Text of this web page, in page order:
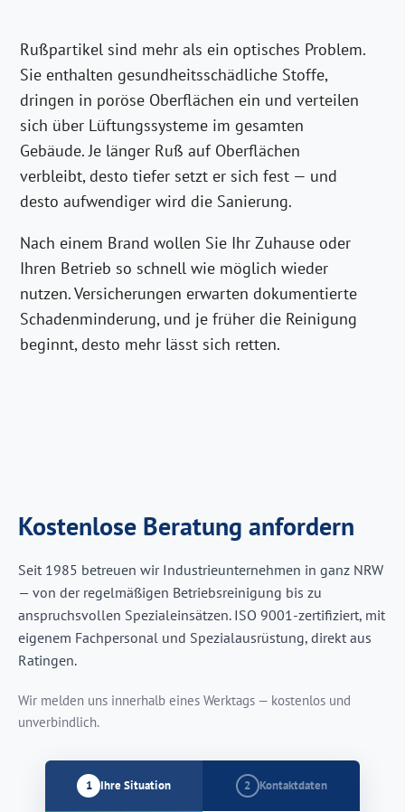
Rußpartikel sind mehr als ein optisches Problem.
Sie enthalten gesundheitsschädliche Stoffe,
dringen in poröse Oberflächen ein und verteilen
sich über Lüftungssysteme im gesamten
Gebäude. Je länger Ruß auf Oberflächen
verbleibt, desto tiefer setzt er sich fest — und
desto aufwendiger wird die Sanierung.
Nach einem Brand wollen Sie Ihr Zuhause oder
Ihren Betrieb so schnell wie möglich wieder
nutzen. Versicherungen erwarten dokumentierte
Schadenminderung, und je früher die Reinigung
beginnt, desto mehr lässt sich retten.
Kostenlose Beratung anfordern
Seit 1985 betreuen wir Industrieunternehmen in ganz NRW
— von der regelmäßigen Betriebsreinigung bis zu
anspruchsvollen Spezialeinsätzen. ISO 9001-zertifiziert, mit
eigenem Fachpersonal und Spezialausrüstung, direkt aus
Ratingen.
Wir melden uns innerhalb eines Werktags — kostenlos und
unverbindlich.
1 Ihre Situation 2 Kontaktdaten